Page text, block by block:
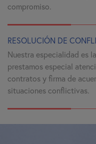
compromiso.
RESOLUCIÓN DE
Nuestra especialidad es
prestamos especial
contratos y firma de
situaciones conflictivas.